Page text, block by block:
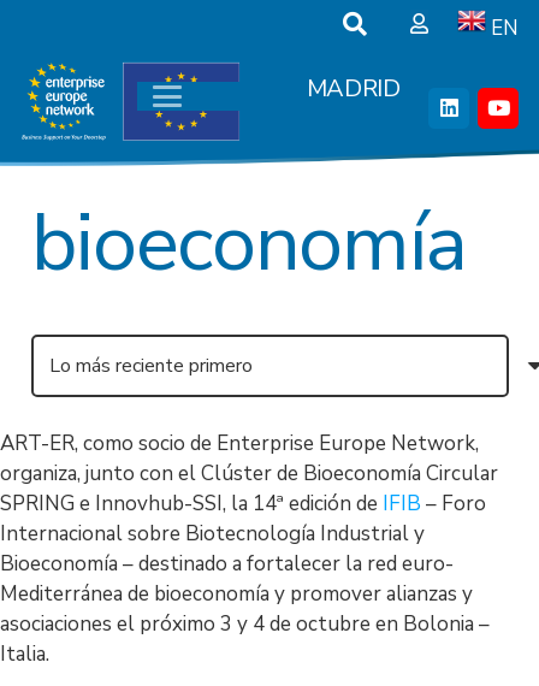
EN
MADRID
bioeconomía
ART-ER, como socio de Enterprise Europe Network,
organiza, junto con el Clúster de Bioeconomía Circular
SPRING e Innovhub-SSI, la 14ª edición de IFIB – Foro
Internacional sobre Biotecnología Industrial y
Bioeconomía – destinado a fortalecer la red euro-
Mediterránea de bioeconomía y promover alianzas y
asociaciones el próximo 3 y 4 de octubre en Bolonia –
Italia.